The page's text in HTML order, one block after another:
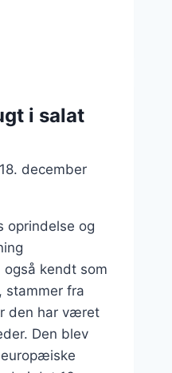
i salat
18. december
oprindelse og
også kendt som
stammer fra
den har været
Den blev